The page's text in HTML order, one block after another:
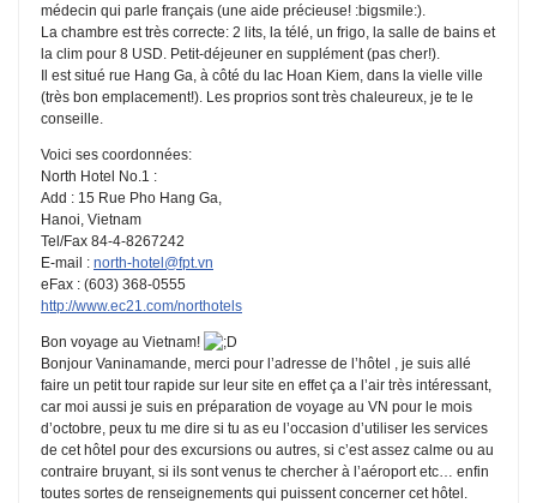
médecin qui parle français (une aide précieuse! :bigsmile:).
La chambre est très correcte: 2 lits, la télé, un frigo, la salle de bains et
la clim pour 8 USD. Petit-déjeuner en supplément (pas cher!).
Il est situé rue Hang Ga, à côté du lac Hoan Kiem, dans la vielle ville
(très bon emplacement!). Les proprios sont très chaleureux, je te le
conseille.
Voici ses coordonnées:
North Hotel No.1 :
Add : 15 Rue Pho Hang Ga,
Hanoi, Vietnam
Tel/Fax 84-4-8267242
E-mail : north-hotel@fpt.vn
eFax : (603) 368-0555
http://www.ec21.com/northotels
Bon voyage au Vietnam!
Bonjour Vaninamande, merci pour l’adresse de l’hôtel , je suis allé
faire un petit tour rapide sur leur site en effet ça a l’air très intéressant,
car moi aussi je suis en préparation de voyage au VN pour le mois
d’octobre, peux tu me dire si tu as eu l’occasion d’utiliser les services
de cet hôtel pour des excursions ou autres, si c’est assez calme ou au
contraire bruyant, si ils sont venus te chercher à l’aéroport etc… enfin
toutes sortes de renseignements qui puissent concerner cet hôtel.